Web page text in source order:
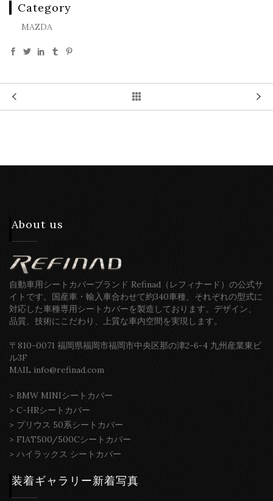
Category
MAZDA
About us
自動車用シートカバーブランド Refinad（レフィナード）の公式サ
イトです。国産車・輸入車合わせて約340車種、それぞれの型式に
対応した車種専用シートカバーを製造しております。デザイン、
品質、技術にこだわり、上質な車内空間を実現します。
〒810-0071 福岡県福岡市福岡市中央区那の津2-6-4 九州産業東ビ
ル3F
MAIL info@refinad.com
> BMW MINIシートカバー
> C-HRシートカバー
> プリウス 50系シートカバー
> FIAT500/500Cシートカバー
> ハイラックス シートカバー
装着ギャラリー新着写真